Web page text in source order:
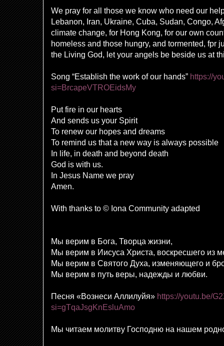
We pray for all those we know who need our
Lebanon, Iran, Ukraine, Cuba, Sudan, Congo,
climate change, for Hong Kong, for our own
homeless and those hungry, and tormented, fpr
the Living God, let your angels be beside us at
Song “Establish the work of our hands” https://
si=BrcapeVTROEidsMy
Put fire in our hearts
And sends us your Spirit
To renew our hopes and dreams
To remind us that a new way is always possible
In life, in death and beyond death
God is with us.
In Jesus Name we pray
Amen.
With thanks to © Iona Community adapted
Мы верим в Бога, Творца жизни,
Мы верим в Иисуса Христа, воскресшего из
Мы верим в Святого Духа, изменяющего и
Мы верим в путь веры, надежды и любви.
Песня «Вознеси Аллилуйя» https://youtu.be/
si=gTqaJsgKnEsluAmo
Мы читаем молитву Господню на нашем